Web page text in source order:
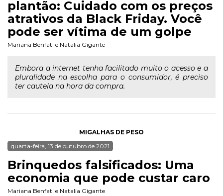
plantão: Cuidado com os preços
atrativos da Black Friday. Você
pode ser vítima de um golpe
Mariana Benfati e Natalia Gigante
Embora a internet tenha facilitado muito o acesso e a
pluralidade na escolha para o consumidor, é preciso
ter cautela na hora da compra.
MIGALHAS DE PESO
quarta-feira, 13 de outubro de 2021
Brinquedos falsificados: Uma
economia que pode custar caro
Mariana Benfati e Natalia Gigante